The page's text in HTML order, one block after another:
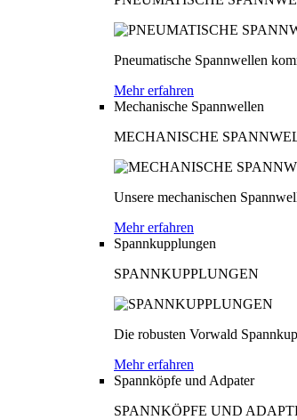
Pneumatische Spannwellen
Mehr erfahren
Mechanische Spannwellen
MECHANISCHE
Unsere mechanischen
Mehr erfahren
Spannkupplungen
SPANNKUPPLUNGEN
Die robusten Vorwald
Mehr erfahren
Spannköpfe und Adpater
SPANNKÖPFE UND